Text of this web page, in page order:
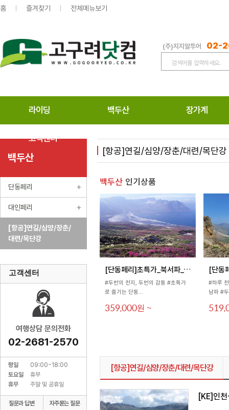
홈 즐겨찾기 전체메뉴보기
(주)지지알투어 02-
라이딩 백두산 장가계
고객센터
백두산
단동페리
대인페리
[항공]연길/심양/장춘/
대련/목단강
고객센터
여행상담 문의전화
02-2681-2570
평일
09:00~18:00
토요일
휴무
휴무
주말 및 공휴일
질문과 답변 자주묻는 질문
[항공]연길/심양/장춘/대련/목단강
백두산 인기상품
[
단동페리]초특가_북서파_6일...
#두번의 천지, 두번의 감동 #초특가
로 즐기는 단동...
359,000원 ~
#하루
남파 #
[항공]연길/심양/장춘/대련/목단강
[KE]인